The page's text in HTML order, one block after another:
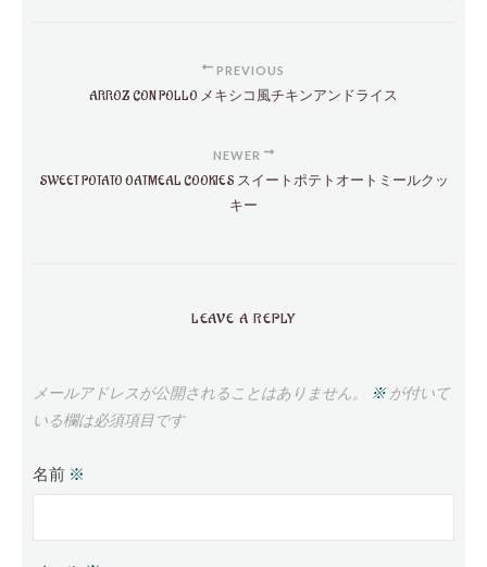
PREVIOUS
ARROZ CON POLLO メキシコ風チキンアンドライス
NEWER
SWEET POTATO OATMEAL COOKIES スイートポテトオートミールクッ
キー
LEAVE A REPLY
メールアドレスが公開されることはありません。 ※が付いて
いる欄は必須項目です
名前 ※